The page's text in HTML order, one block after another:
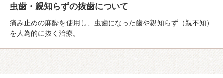
虫歯・親知らずの抜歯について
痛み止めの麻酔を使用し、虫歯になった歯や親知らず（親不知）
を人為的に抜く治療。